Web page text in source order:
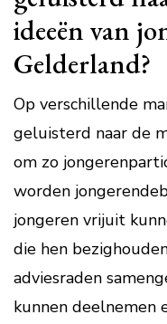
ideeën van
Gelderland?
Op verschillende
geluisterd naar de
om zo
worden
jongeren vrijuit
die hen
adviesraden
kunnen deelnemen